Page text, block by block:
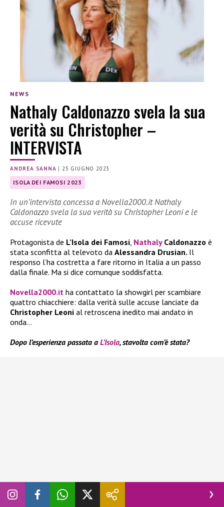
NEWS
Nathaly Caldonazzo svela la sua
verità su Christopher –
INTERVISTA
ANDREA SANNA | 25 GIUGNO 2023
ISOLA DEI FAMOSI 2023
In un’intervista concessa a Novella2000.it Nathaly
Caldonazzo svela la sua verità su Christopher Leoni e le
accuse ricevute
Protagonista de L’Isola dei Famosi, Nathaly Caldonazzo è
stata sconfitta al televoto da Alessandra Drusian. Il
responso l’ha costretta a fare ritorno in Italia a un passo
dalla finale. Ma si dice comunque soddisfatta.
Novella2000.it ha contattato la showgirl per scambiare
quattro chiacchiere: dalla verità sulle accuse lanciate da
Christopher Leoni al retroscena inedito mai andato in
onda…
Dopo l’esperienza passata a L’Isola, stavolta com’è stata?
Esperienza intensa. Non volevo tornare a casa subito come